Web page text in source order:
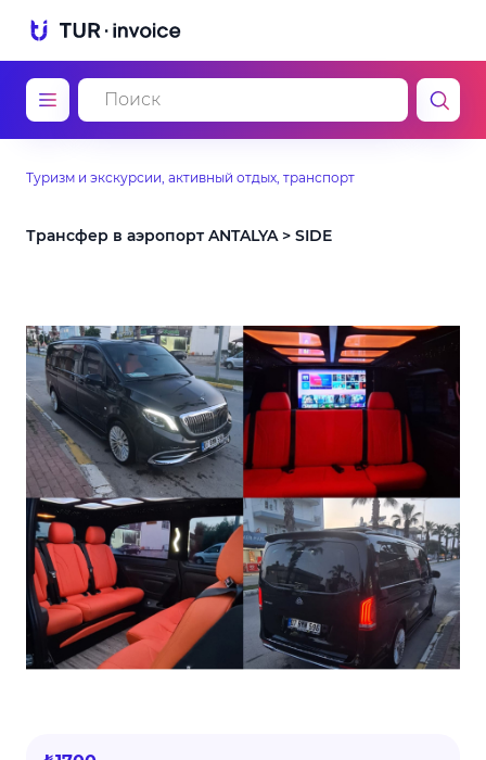
Туризм и экскурсии, активный отдых, транспорт
Трансфер в аэропорт ANTALYA > SIDE